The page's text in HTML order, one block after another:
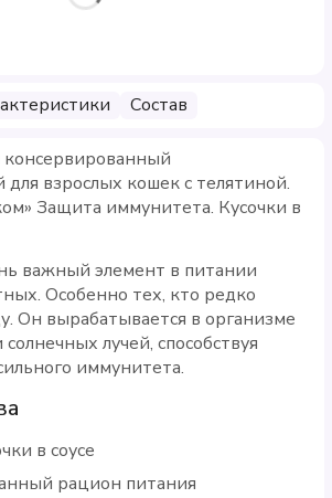
Состав
взрослых кошек с телятиной.
Защита иммунитета. Кусочки в
важный элемент в питании
Особенно тех, кто редко
Он вырабатывается в организме
лучей, способствуя
иммунитета.
в соусе
рацион питания